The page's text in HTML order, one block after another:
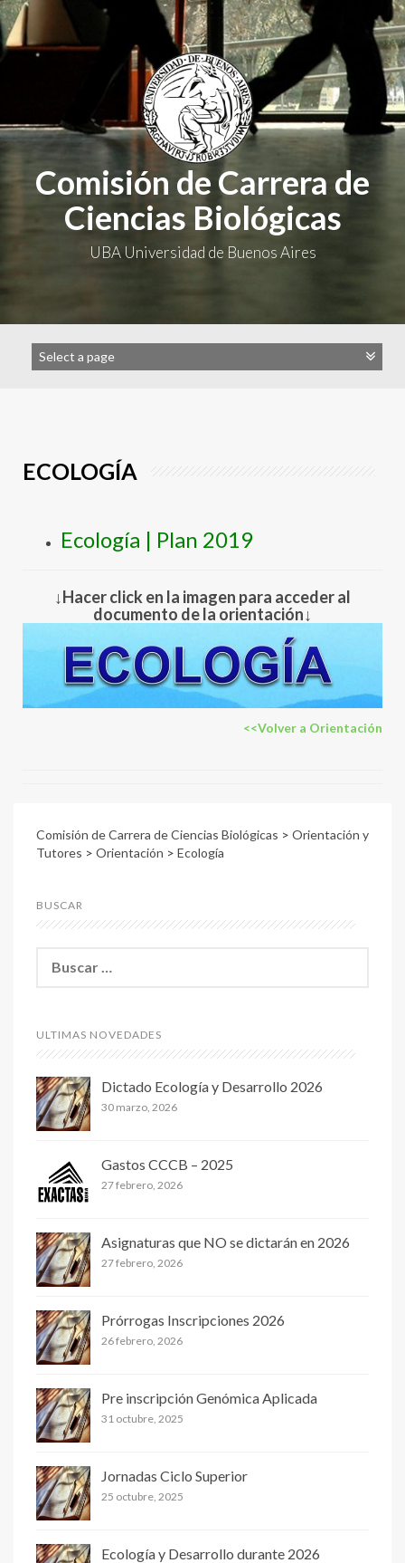
S
k
i
o
n
Comisión de Carrera de
Ciencias Biológicas
UBA Universidad de Buenos Aires
ECOLOGÍA
Ecología | Plan 2019
↓Hacer click en la imagen para acceder al
documento de la orientación↓
<<Volver a Orientación
Comisión de Carrera de Ciencias Biológicas > Orientación y
Tutores > Orientación > Ecología
BUSCAR
a
ULTIMAS NOVEDADES
Dictado Ecología y Desarrollo 2026
30 marzo, 2026
Gastos CCCB – 2025
27 febrero, 2026
Asignaturas que NO se dictarán en 2026
27 febrero, 2026
Prórrogas Inscripciones 2026
26 febrero, 2026
Pre inscripción Genómica Aplicada
31 octubre, 2025
Jornadas Ciclo Superior
25 octubre, 2025
Ecología y Desarrollo durante 2026